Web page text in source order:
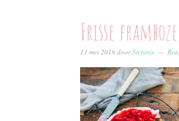
Frisse
13 mei 2018 doorStefanie